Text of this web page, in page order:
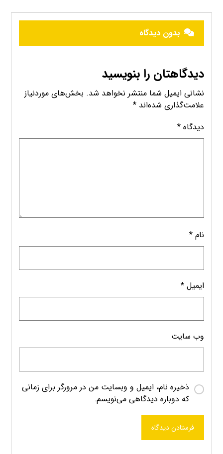
بدون دیدگاه
دیدگاهتان را بنویسید
نشانی ایمیل شما منتشر نخواهد شد. بخش‌های موردنیاز
علامت‌گذاری شده‌اند*
دیدگاه*
نام*
ایمیل*
وب‌ سایت
ذخیره نام، ایمیل و وبسایت من در مرورگر برای زمانی
که دوباره دیدگاهی می‌نویسم.